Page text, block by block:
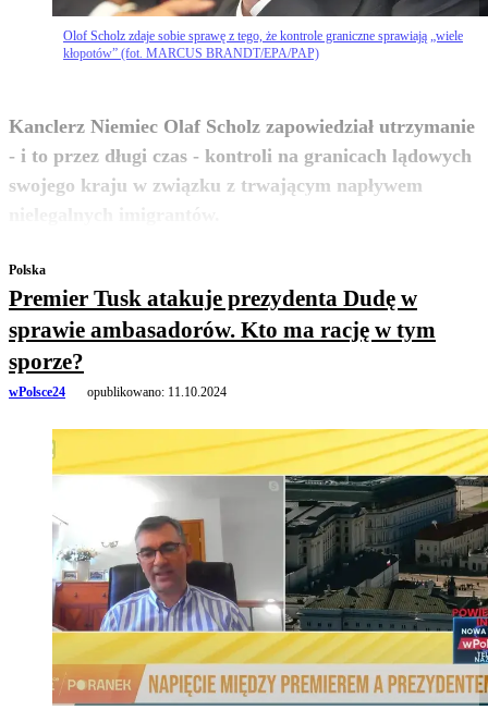
Olof Scholz zdaje sobie sprawę z tego, że kontrole graniczne sprawiają „wiele
kłopotów” (fot. MARCUS BRANDT/EPA/PAP)
Kanclerz Niemiec Olaf Scholz zapowiedział utrzymanie
- i to przez długi czas - kontroli na granicach lądowych
swojego kraju w związku z trwającym napływem
zobacz więcej
Polska
Premier Tusk atakuje prezydenta Dudę w
sprawie ambasadorów. Kto ma rację w tym
sporze?
wPolsce24 opublikowano: 11.10.2024